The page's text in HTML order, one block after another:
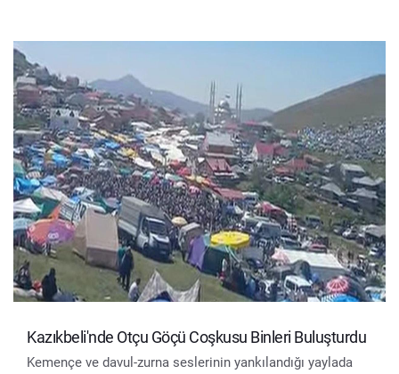
Kazıkbeli'nde Otçu Göçü Coşkusu Binleri Buluşturdu
Kemençe ve davul-zurna seslerinin yankılandığı yaylada